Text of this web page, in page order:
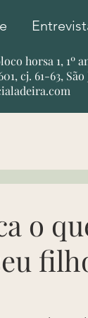
horsa 1, 1º
cj. 61-63, São
o